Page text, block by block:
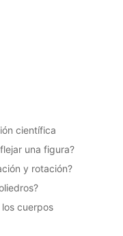
científica
una figura?
y rotación?
cuerpos